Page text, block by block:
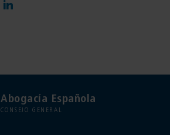
Abogacía Española
CONSEJO GENERAL